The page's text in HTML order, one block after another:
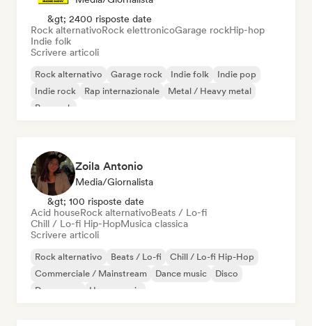
&gt; 2400 risposte date
Rock alternativoRock elettronicoGarage rockHip-hop
Indie folk
Scrivere articoli
Rock alternativo Garage rock Indie folk
Indie pop
Indie rock
Rap internazionale
Metal / Heavy metal
Pop rock
Zoila Antonio
Media/Giornalista
&gt; 100 risposte date
Acid houseRock alternativoBeats / Lo-fi
Chill / Lo-fi Hip-HopMusica classica
Scrivere articoli
Rock alternativo Beats / Lo-fi
Chill / Lo-fi Hip-Hop
Commerciale / Mainstream
Dance music
Disco
Dream pop
House music